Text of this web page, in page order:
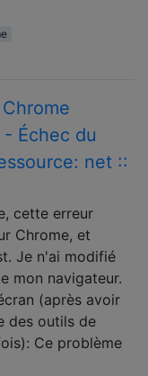
Échec du
net ::
cette erreur
Chrome, et
Je n'ai modifié
mon navigateur.
(après avoir
des outils de
Ce problème